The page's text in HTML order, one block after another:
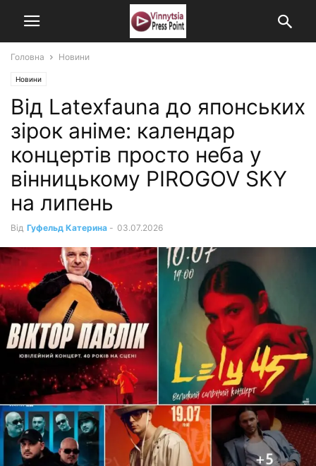
Головна Новини
Новини
Від Latexfauna до японських
зірок аніме: календар
концертів просто неба у
вінницькому PIROGOV SKY
на липень
Від Гуфельд Катерина - 03.07.2026